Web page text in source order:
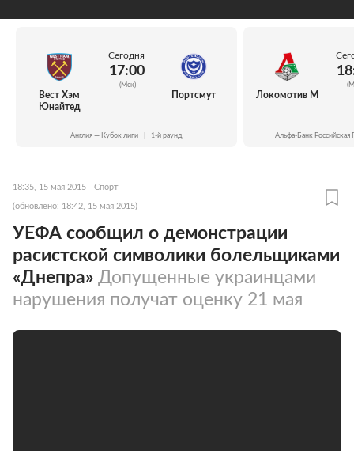
Вест Хэм
Юнайтед
Сегодня
17:00
(Мск)
Портсмут
Англия — Кубок лиги 1-й раунд
Локомотив М
Альфа-Банк Российская
18:35, 15 мая 2015 Спорт
(обновлено: 18:42, 15 мая 2015)
УЕФА сообщил о демонстрации
расистской символики болельщиками
«Днепра» Допущенные украинцами
нарушения получат оценку 21 мая